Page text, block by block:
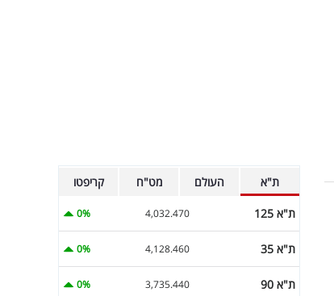
ת"א העולם מט"ח קריפטו
ת"א 125 4,032.470
0%
ת"א 35 4,128.460
0%
ת"א 90 3,735.440
0%